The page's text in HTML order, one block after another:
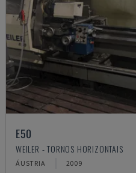
E50
WEILER - TORNOS HORIZONTAIS
ÁUSTRIA 2009